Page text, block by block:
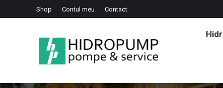
Shop Contul meu Contact